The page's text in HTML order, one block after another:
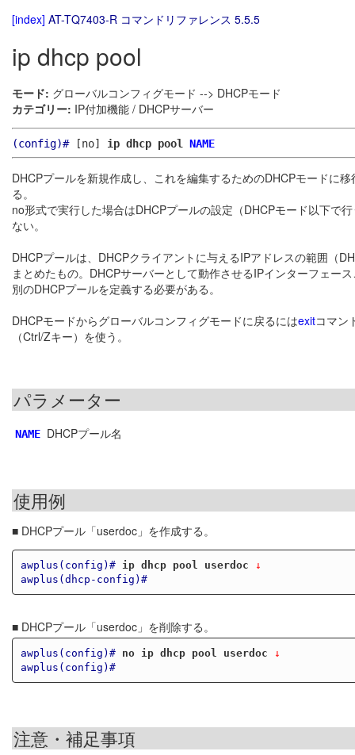
[index] AT-TQ7403-R コマンドリファレンス 5.5.5
ip dhcp pool
モード: グローバルコンフィグモード --> DHCPモード
カテゴリー: IP付加機能 / DHCPサーバー
(config)#[no] ip dhcp pool NAME
DHCPプールを新規作成し、これを編集するためのDHCPモードに
る。
no形式で実行した場合はDHCPプールの設定（DHCPモード以下で
ない。
DHCPプールは、DHCPクライアントに与えるIPアドレスの範囲（
まとめたもの。DHCPサーバーとして動作させるIPインターフェー
別のDHCPプールを定義する必要がある。
DHCPモードからグローバルコンフィグモードに戻るにはexitコマン
（Ctrl/Zキー）を使う。
パラメーター
NAME DHCPプール名
使用例
■ DHCPプール「userdoc」を作成する。
awplus(config)# ip dhcp pool userdoc ↓
awplus(dhcp-config)#
■ DHCPプール「userdoc」を削除する。
awplus(config)# no ip dhcp pool userdoc ↓
awplus(config)#
注意・補足事項